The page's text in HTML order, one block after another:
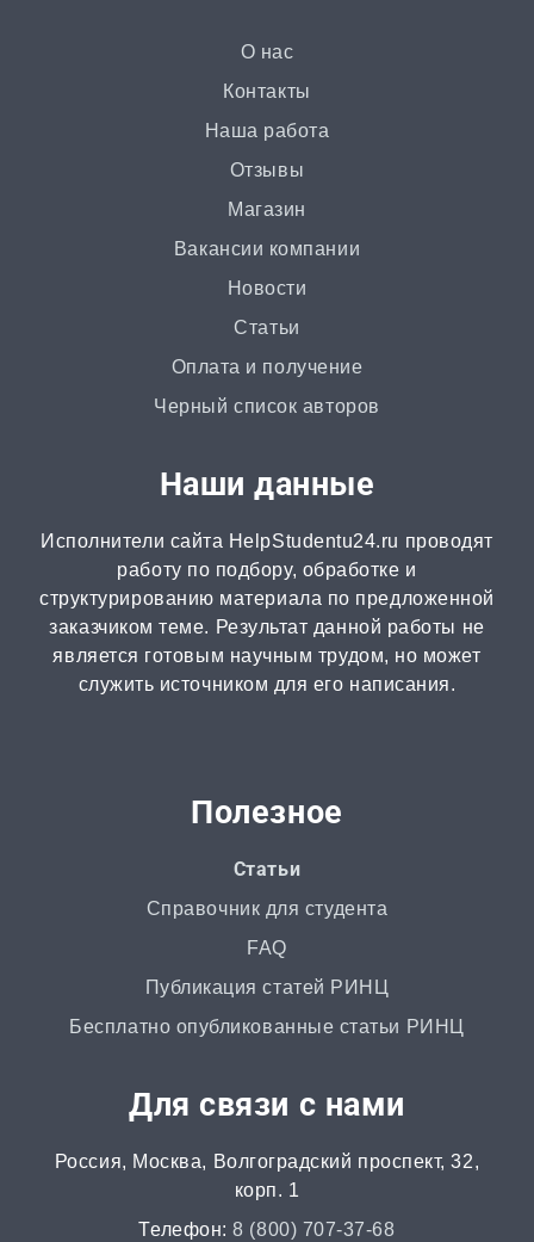
от 3 часов | от 500 ₽
от 2 часов | от 500 ₽
от 3 часов | от 500 ₽
от 2 часов | от 300 ₽
Рецензия
от 2 часов | от 500 ₽
Монография
2 часа | от 1000 ₽
от 3 дней | от 5000 ₽
от 1 дня | от 700 ₽
Маркетинговое исследование
от 4 часов | от 500 ₽
от 2 часов | от 500 ₽
Аннотация
от 2 часов | от 400 ₽
О нас
Контакты
Наша работа
Отзывы
Магазин
Вакансии компании
Новости
Статьи
Оплата и получение
Черный список авторов
Наши данные
Исполнители сайта HelpStudentu24.ru проводят
работу по подбору, обработке и
структурированию материала по предложенной
заказчиком теме. Результат данной работы не
является готовым научным трудом, но может
служить источником для его написания.
Полезное
Статьи
Справочник для студента
FAQ
Публикация статей РИНЦ
Бесплатно опубликованные статьи РИНЦ
Для связи с нами
Россия, Москва, Волгоградский проспект, 32,
корп. 1
Телефон:8 (800) 707-37-68